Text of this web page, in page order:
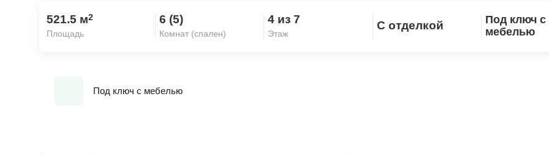
Скопировать ссылку
521.5 м2
Площадь
6 (5)
Комнат (спален)
4 из 7
Этаж
С отделкой
Под ключ с
мебелью
Под ключ с мебелью